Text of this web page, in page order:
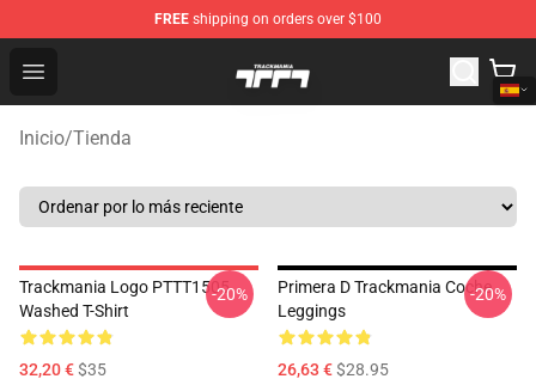
FREE shipping on orders over $100
Open menu
Trackmania Store - Official Trackmania Merchandise
Inicio/Tienda
Trackmania Logo PTTT1505
Washed T-Shirt
32,20 €$35
-20%
Primera D Trackmania Coche
Leggings
26,63 €$28.95
-20%